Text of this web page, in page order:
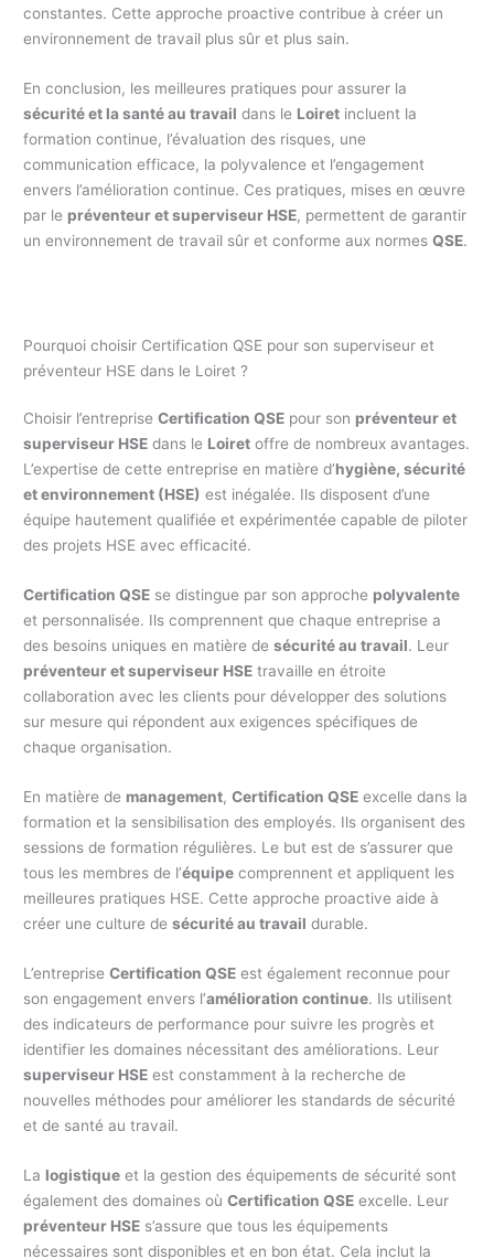
constantes. Cette approche proactive contribue à créer un
environnement de travail plus sûr et plus sain.
En conclusion, les meilleures pratiques pour assurer la
sécurité et la santé au travail dans le Loiret incluent la
formation continue, l’évaluation des risques, une
communication efficace, la polyvalence et l’engagement
envers l’amélioration continue. Ces pratiques, mises en œuvre
par le préventeur et superviseur HSE, permettent de garantir
un environnement de travail sûr et conforme aux normesQSE.
Pourquoi choisir Certification QSE pour son superviseur et
préventeur HSE dans le Loiret ?
Choisir l’entrepriseCertification QSE pour son préventeur et
superviseur HSE dans le Loiret offre de nombreux avantages.
L’expertise de cette entreprise en matière d’hygiène, sécurité
et environnement (HSE) est inégalée. Ils disposent d’une
équipe hautement qualifiée et expérimentée capable de piloter
des projets HSE avec efficacité.
Certification QSE se distingue par son approche polyvalente
et personnalisée. Ils comprennent que chaque entreprise a
des besoins uniques en matière desécurité au travail. Leur
préventeur et superviseur HSE travaille en étroite
collaboration avec les clients pour développer des solutions
sur mesure qui répondent aux exigences spécifiques de
chaque organisation.
En matière de management,Certification QSE excelle dans la
formation et la sensibilisation des employés. Ils organisent des
sessions de formation régulières. Le but est de s’assurer que
tous les membres de l’équipe comprennent et appliquent les
meilleures pratiques HSE. Cette approche proactive aide à
créer une culture desécurité au travail durable.
L’entrepriseCertification QSE est également reconnue pour
son engagement envers l’amélioration continue. Ils utilisent
des indicateurs de performance pour suivre les progrès et
identifier les domaines nécessitant des améliorations. Leur
superviseur HSE est constamment à la recherche de
nouvelles méthodes pour améliorer les standards de sécurité
et de santé au travail.
La logistique et la gestion des équipements de sécurité sont
également des domaines oùCertification QSE excelle. Leur
préventeur HSE s’assure que tous les équipements
nécessaires sont disponibles et en bon état. Cela inclut la